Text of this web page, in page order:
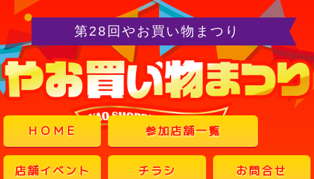
第28回やお買い物まつり
ＨＯＭＥ 参加店舗一覧
店舗イベント チラシ お問合せ